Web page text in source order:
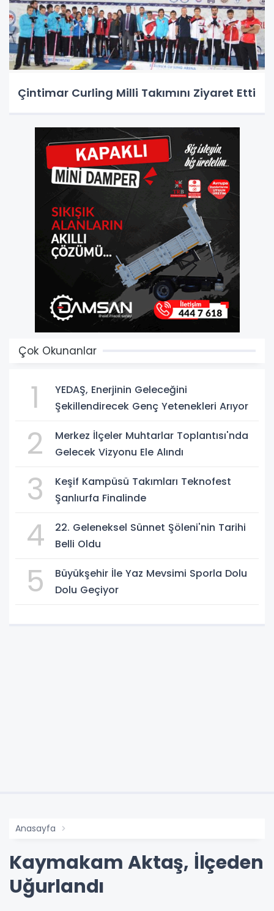
Çintimar Curling Milli Takımını Ziyaret Etti
Çok Okunanlar
1
YEDAŞ, Enerjinin Geleceğini
Şekillendirecek Genç Yetenekleri Arıyor
2
Merkez İlçeler Muhtarlar Toplantısı'nda
Gelecek Vizyonu Ele Alındı
3
Keşif Kampüsü Takımları Teknofest
Şanlıurfa Finalinde
4
22. Geleneksel Sünnet Şöleni'nin Tarihi
Belli Oldu
5
Büyükşehir İle Yaz Mevsimi Sporla Dolu
Dolu Geçiyor
Anasayfa
Kaymakam Aktaş, İlçeden
Uğurlandı